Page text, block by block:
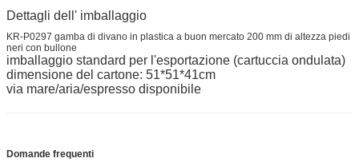
Dettagli dell' imballaggio
KR-P0297 gamba di divano in plastica a buon mercato 200 mm di altezza piedi
neri con bullone
imballaggio standard per l'esportazione (cartuccia ondulata)
dimensione del cartone: 51*51*41cm
via mare/aria/espresso disponibile
Domande frequenti